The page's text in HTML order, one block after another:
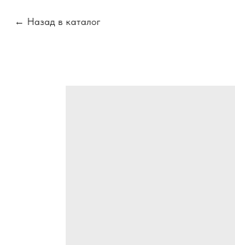
Назад в каталог